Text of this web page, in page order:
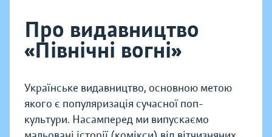
Про видавництво
«Північні вогні»
Українське видавництво, основною метою
якого є популяризація сучасної поп-
культури. Насамперед ми випускаємо